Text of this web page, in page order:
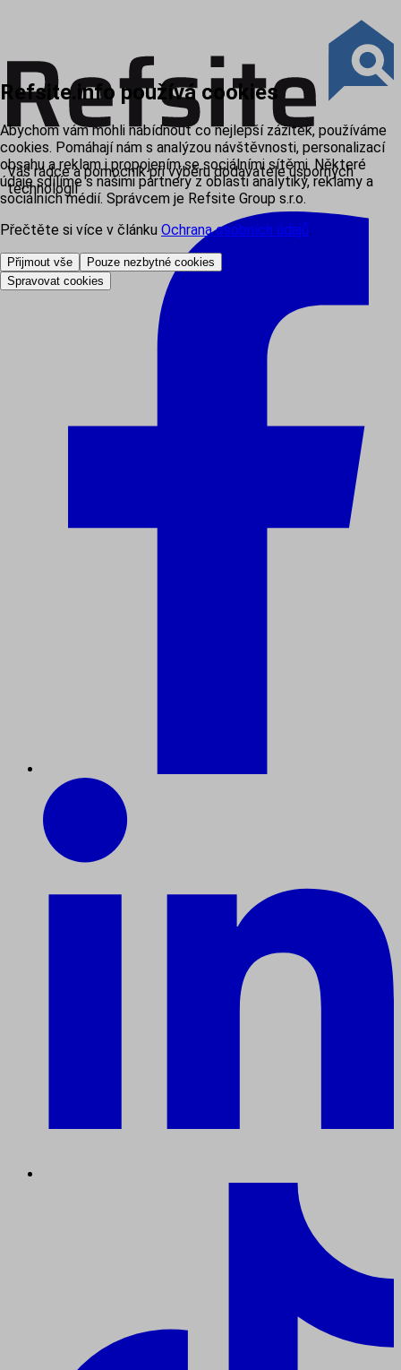
Váš rádce a pomocník při výběru dodavatele úsporných
technologií
Refsite.info používá cookies
Abychom vám mohli nabídnout co nejlepší zážitek, používáme
cookies. Pomáhají nám s analýzou návštěvnosti, personalizací
obsahu a reklam i propojením se sociálními sítěmi. Některé
údaje sdílíme s našimi partnery z oblasti analytiky, reklamy a
sociálních médií. Správcem je Refsite Group s.r.o.
Přečtěte si více v článku Ochrana osobních údajů.
Přijmout vše
Pouze nezbytné cookies
Spravovat cookies